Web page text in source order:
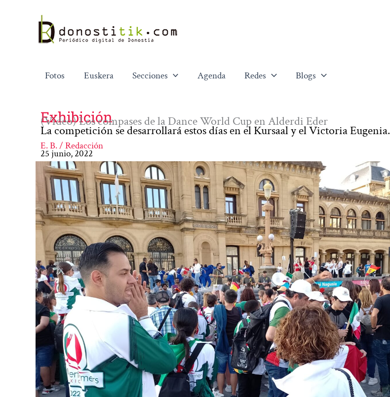
contenido
Fotos Euskera Secciones Agenda Redes Blogs
Exhibición
(Vídeo) Los compases de la Dance World Cup en Alderdi Eder
La competición se desarrollará estos días en el Kursaal y el Victoria Eugenia.
E. B. / Redacción
25 junio, 2022